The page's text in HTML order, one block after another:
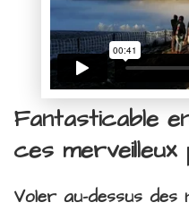
Fantasticable
ces merveilleux
Voler au-dessus des